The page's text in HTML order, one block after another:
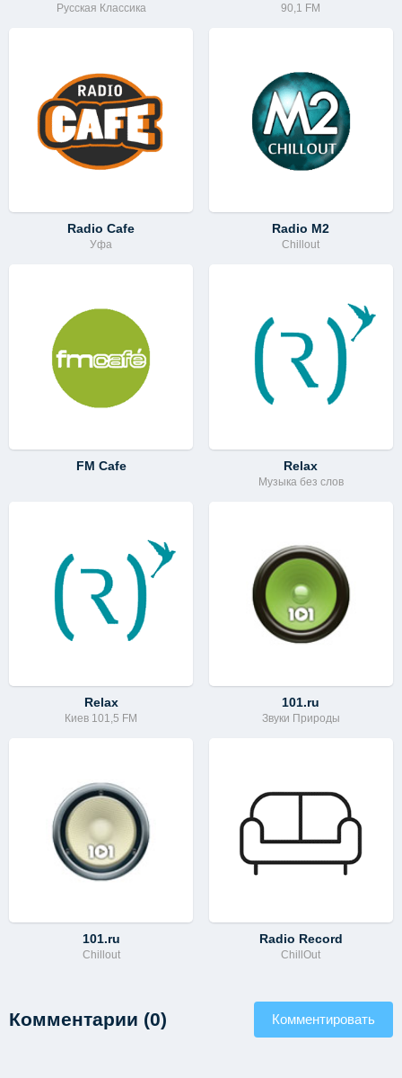
Русская Классика 90,1 FM
Radio Cafe
Уфа
Radio M2
Chillout
FM Cafe Relax
Музыка без слов
Relax
Киев 101,5 FM
101.ru
Звуки Природы
101.ru
Chillout
Radio Record
ChillOut
Комментарии (0) Комментировать